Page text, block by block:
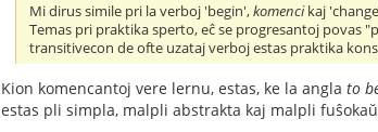
Mi dirus simile pri la verboj 'begin',komencikaj
Temas pri praktika sperto, eĉ se progresantoj povas
transitivecon de ofte uzataj verboj estas praktika
Kion komencantoj vere lernu, estas, ke la angla to
estas pli simpla, malpli abstrakta kaj malpli